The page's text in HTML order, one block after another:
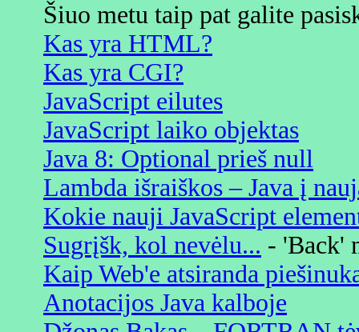
Šiuo metu taip pat galite
Kas yra HTML?
Kas yra CGI?
JavaScript eilutes
JavaScript laiko objektas
Java 8: Optional prieš null
Lambda išraiškos – Java į
Kokie nauji JavaScript
Sugrįšk, kol nevėlu... - 'Back'
Kaip Web'e atsiranda
Anotacijos Java kalboje